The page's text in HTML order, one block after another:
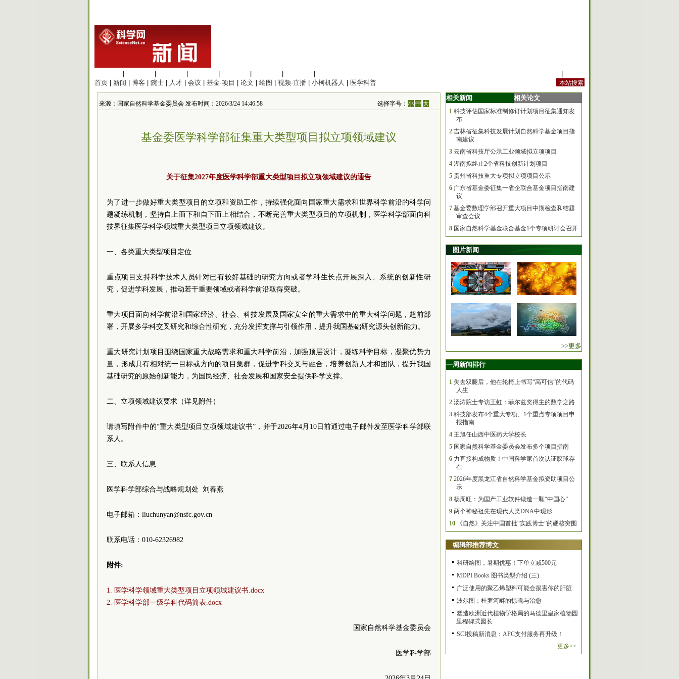
首页
新闻 博客 院士 人才 会议 基金·项目 论文 绘图 视频·直播 小柯机器人 医学科普
来源：国家自然科学基金委员会 发布时间：2026/3/24 14:46:58 选择字号：小 中 大
基金委医学科学部征集重大类型项目拟立项领域建议
关于征集2027年度医学科学部重大类型项目拟立项领域建议的通告
为了进一步做好重大类型项目的立项和资助工作，持续强化面向国家重大需求和世界科学前沿的科学问
题凝练机制，坚持自上而下和自下而上相结合，不断完善重大类型项目的立项机制，医学科学部面向科
技界征集医学科学领域重大类型项目立项领域建议。
一、各类重大类型项目定位
重点项目支持科学技术人员针对已有较好基础的研究方向或者学科生长点开展深入、系统的创新性研
究，促进学科发展，推动若干重要领域或者科学前沿取得突破。
重大项目面向科学前沿和国家经济、社会、科技发展及国家安全的重大需求中的重大科学问题，超前部
署，开展多学科交叉研究和综合性研究，充分发挥支撑与引领作用，提升我国基础研究源头创新能力。
重大研究计划项目围绕国家重大战略需求和重大科学前沿，加强顶层设计，凝练科学目标，凝聚优势力
量，形成具有相对统一目标或方向的项目集群，促进学科交叉与融合，培养创新人才和团队，提升我国
基础研究的原始创新能力，为国民经济、社会发展和国家安全提供科学支撑。
二、立项领域建议要求（详见附件）
请填写附件中的“重大类型项目立项领域建议书”，并于2026年4月10日前通过电子邮件发至医学科学部联
系人。
三、联系人信息
医学科学部综合与战略规划处 刘春燕
电子邮箱：liuchunyan@nsfc.gov.cn
联系电话：010-62326982
附件:
1. 医学科学领域重大类型项目立项领域建议书.docx
2. 医学科学部一级学科代码简表.docx
国家自然科学基金委员会
医学科学部
相关新闻 相关论文
1 科技评估国家标准制修订计划项目征集通知发
布
2 吉林省征集科技发展计划自然科学基金项目指
南建议
3 云南省科技厅公示工业领域拟立项项目
4 湖南拟终止2个省科技创新计划项目
5 贵州省科技重大专项拟立项项目公示
6 广东省基金委征集一省企联合基金项目指南建
议
7 基金委数理学部召开重大项目中期检查和结题
审查会议
8 国家自然科学基金联合基金1个专项研讨会召开
图片新闻
>>更多
一周新闻排行
1 失去双腿后，他在轮椅上书写“高可信”的代码
人生
2 汤涛院士专访王虹：菲尔兹奖得主的数学之路
3 科技部发布4个重大专项、1个重点专项项目申
报指南
4 王旭任山西中医药大学校长
5 国家自然科学基金委员会发布多个项目指南
6 力直接构成物质！中国科学家首次认证胶球存
在
7 2026年度黑龙江省自然科学基金拟资助项目公
示
8 杨周旺：为国产工业软件锻造一颗“中国心”
9 两个神秘祖先在现代人类DNA中现形
10
《自然》关注中国首批“实践博士”的硬核突围
编辑部推荐博文
科研绘图，暑期优惠！下单立减500元
MDPI Books 图书类型介绍 (三)
广泛使用的聚乙烯塑料可能会损害你的肝脏
波尔图：杜罗河畔的惊魂与治愈
塑造欧洲近代植物学格局的马德里皇家植物园
里程碑式园长
SCI投稿新消息：APC支付服务再升级！
更多>>